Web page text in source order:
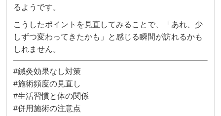
るようです。
こうしたポイントを見直してみることで、「あれ、少
しずつ変わってきたかも」と感じる瞬間が訪れるかも
しれません。
#鍼灸効果なし対策
#施術頻度の見直し
#生活習慣と体の関係
#併用施術の注意点